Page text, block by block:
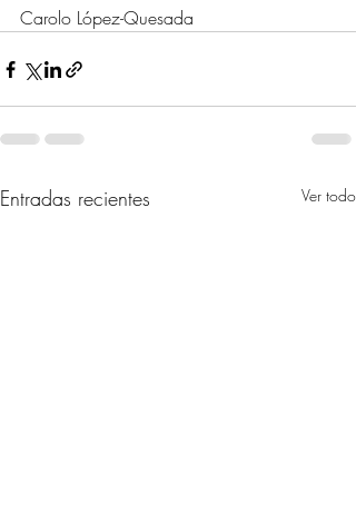
Carolo López-Quesada
Entradas recientes Ver todo